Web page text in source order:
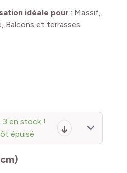
idéale pour : Massif,
Balcons et terrasses
3 en stock !
épuisé